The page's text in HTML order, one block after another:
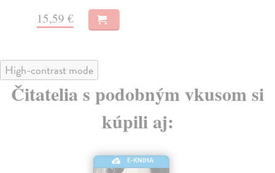
15,59 €
High-contrast mode
Čitatelia s podobným vkusom si
kúpili aj:
E-KNIHA